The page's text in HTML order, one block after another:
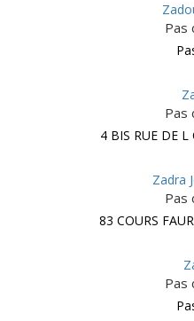
Pas
Pas
4 BIS RUE DE
Zadra
Pas
83 COURS
Pas